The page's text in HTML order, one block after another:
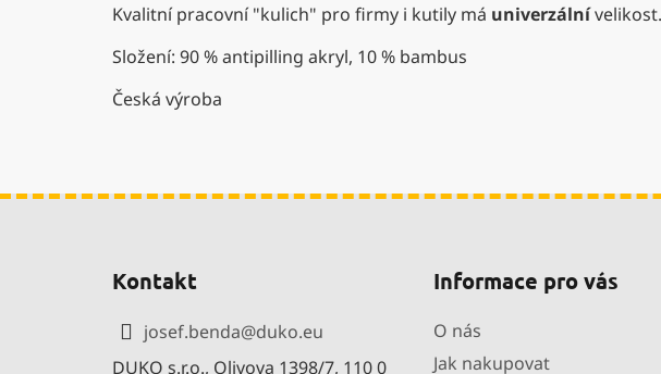
Kvalitní pracovní "kulich" pro firmy i kutily má univerzálnívelikost.
Složení: 90 % antipilling akryl, 10 % bambus
Česká výroba
Kontakt
josef.benda@duko.eu
DUKO s.r.o., Olivova 1398/7, 110 0
Informace pro vás
O nás
Jak nakupovat